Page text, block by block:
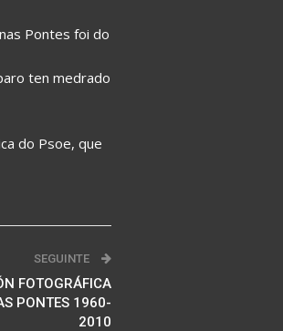
Pontes foi do
ten medrado
do Psoe, que
SEGUINTE
FOTOGRÁFICA
PONTES 1960-
2010